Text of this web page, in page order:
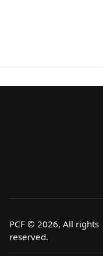
PCF © 2026, All rights
reserved.